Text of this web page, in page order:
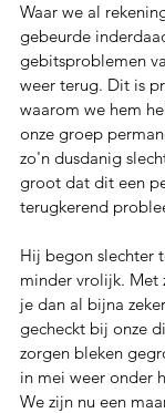
Waar we al
gebeurde
gebitsproblemen
weer terug. Dit is
waarom we hem
onze groep
zo'n dusdanig
groot dat dit een
terugkerend
Hij begon slechter
minder vrolijk. Met
je dan al bijna
gecheckt bij onze
zorgen bleken
in mei weer onder
We zijn nu een